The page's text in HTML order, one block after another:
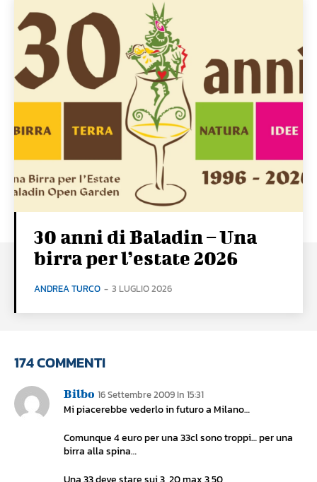
30 anni di Baladin – Una
birra per l’estate 2026
ANDREA TURCO - 3 LUGLIO 2026
174 COMMENTI
Bilbo 16 Settembre 2009 In 15:31
Mi piacerebbe vederlo in futuro a Milano…
Comunque 4 euro per una 33cl sono troppi… per una
birra alla spina…